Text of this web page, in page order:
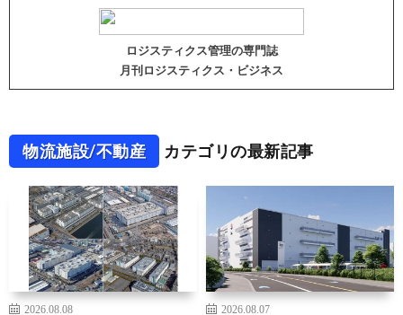
ロジスティクス管理の専門誌
月刊ロジスティクス・ビジネス
物流施設/不動産 カテゴリの最新記事
2026.08.08
2026.08.07